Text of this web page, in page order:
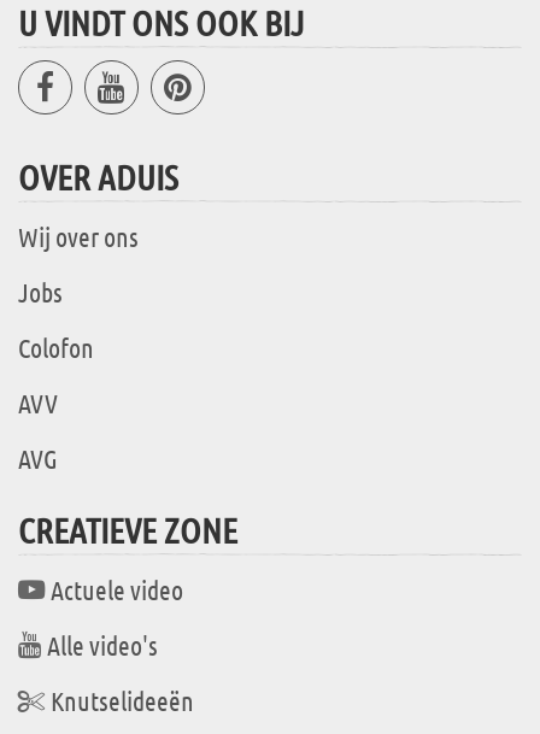
U VINDT ONS OOK BIJ
OVER ADUIS
Wij over ons
Jobs
Colofon
AVV
AVG
CREATIEVE ZONE
Actuele video
Alle video's
Knutselideeën